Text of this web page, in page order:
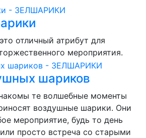
отличный атрибут для
мероприятия.
шариков
те волшебные моменты
воздушные шарики. Они
мероприятие, будь то день
просто встреча со старыми